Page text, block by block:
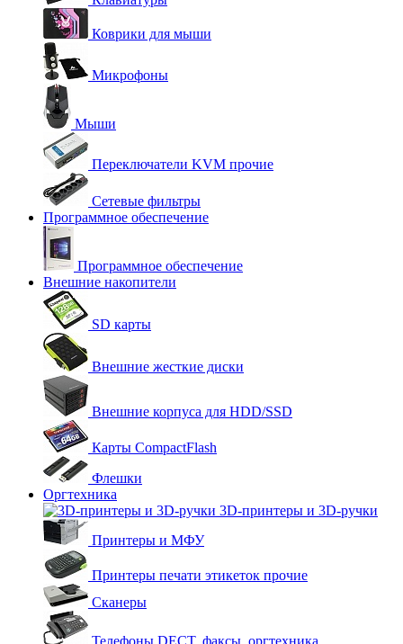
Коврики для мыши
Микрофоны
Мыши
Переключатели KVM прочие
Сетевые фильтры
Программное обеспечение
Программное обеспечение
Внешние накопители
SD карты
Внешние жесткие диски
Внешние корпуса для HDD/SSD
Карты CompactFlash
Флешки
Оргтехника
3D-принтеры и 3D-ручки
Принтеры и МФУ
Принтеры печати этикеток прочие
Сканеры
Телефоны DECT, факсы, оргтехника